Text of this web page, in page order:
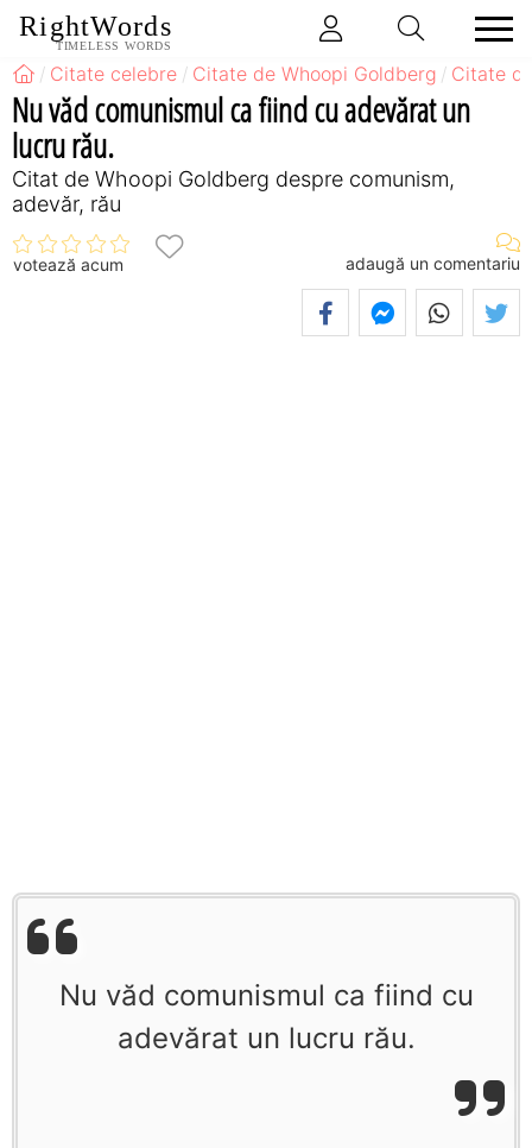
RightWords
TIMELESS WORDS
Citate celebre Citate de Whoopi Goldberg Citate
Nu văd comunismul ca fiind cu adevărat un
lucru rău.
Citat de Whoopi Goldberg despre comunism,
adevăr, rău
votează acum adaugă un comentariu
Nu văd comunismul ca fiind cu
adevărat un lucru rău.